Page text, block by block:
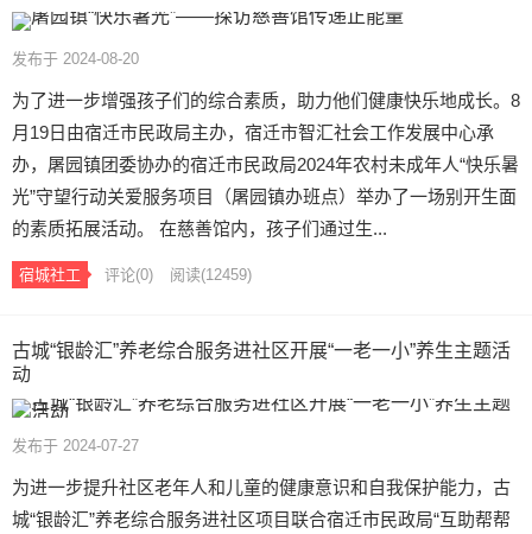
发布于 2024-08-20
为了进一步增强孩子们的综合素质，助力他们健康快乐地成长。8
月19日由宿迁市民政局主办，宿迁市智汇社会工作发展中心承
办，屠园镇团委协办的宿迁市民政局2024年农村未成年人“快乐暑
光”守望行动关爱服务项目（屠园镇办班点）举办了一场别开生面
的素质拓展活动。 在慈善馆内，孩子们通过生...
宿城社工 评论(0) 阅读(12459)
古城“银龄汇”养老综合服务进社区开展“一老一小”养生主题活
动
发布于 2024-07-27
为进一步提升社区老年人和儿童的健康意识和自我保护能力，古
城“银龄汇”养老综合服务进社区项目联合宿迁市民政局“互助帮帮